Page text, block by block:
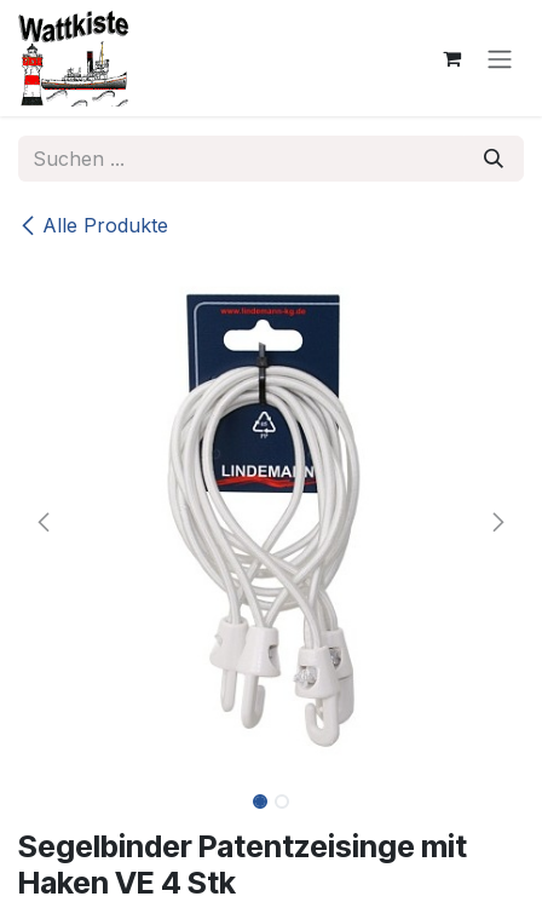
Zum Inhalt springen
Alle Produkte
Segelbinder Patentzeisinge mit
Haken VE 4 Stk